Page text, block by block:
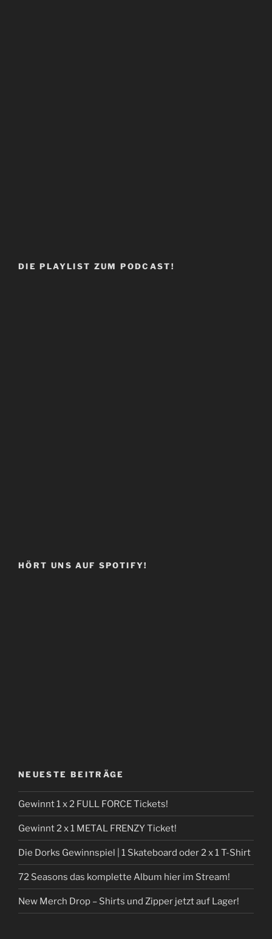
DIE PLAYLIST ZUM PODCAST!
HÖRT UNS AUF SPOTIFY!
NEUESTE BEITRÄGE
Gewinnt 1 x 2 FULL FORCE Tickets!
Gewinnt 2 x 1 METAL FRENZY Ticket!
Die Dorks Gewinnspiel | 1 Skateboard oder 2 x 1 T-Shirt
72 Seasons das komplette Album hier im Stream!
New Merch Drop – Shirts und Zipper jetzt auf Lager!